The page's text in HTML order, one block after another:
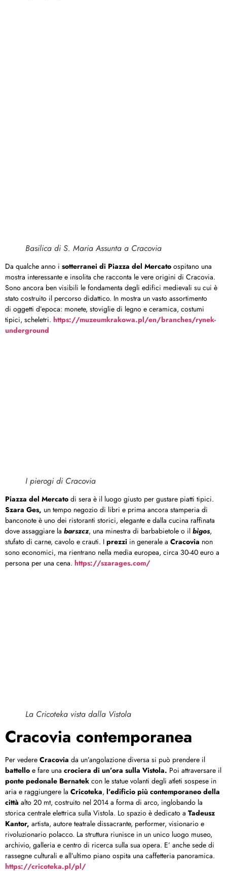
Basilica di S. Maria Assunta a Cracovia
Da qualche anno i sotterranei di Piazza del Mercato ospitano una
mostra interessante e insolita che racconta le vere origini di Cracovia.
Sono ancora ben visibili le fondamenta degli edifici medievali su cui è
stato costruito il percorso didattico. In mostra un vasto assortimento
di oggetti d’epoca: monete, stoviglie di legno e ceramica, costumi
tipici, scheletri. https://muzeumkrakowa.pl/en/branches/rynek-
underground
I pierogi di Cracovia
Piazza del Mercato di sera è il luogo giusto per gustare piatti tipici.
Szara Ges, un tempo negozio di libri e prima ancora stamperia di
banconote è uno dei ristoranti storici, elegante e dalla cucina raffinata
dove assaggiare la barszcz, una minestra di barbabietole o il bigos,
stufato di carne, cavolo e crauti. I prezzi in generale a Cracovia non
sono economici, ma rientrano nella media europea, circa 30-40 euro a
persona per una cena. https://szarages.com/
La Cricoteka vista dalla Vistola
Cracovia contemporanea
Per vedere Cracovia da un’angolazione diversa si può prendere il
battello e fare una crociera di un’ora sulla Vistola. Poi attraversare il
ponte pedonale Bernatek con le statue volanti degli atleti sospese in
aria e raggiungere la Cricoteka, l’edificio più contemporaneo della
città alto 20 mt, costruito nel 2014 a forma di arco, inglobando la
storica centrale elettrica sulla Vistola. Lo spazio è dedicato a Tadeusz
Kantor, artista, autore teatrale dissacrante, performer, visionario e
rivoluzionario polacco. La struttura riunisce in un unico luogo museo,
archivio, galleria e centro di ricerca sulla sua opera. E’ anche sede di
rassegne culturali e all’ultimo piano ospita una caffetteria panoramica.
https://cricoteka.pl/pl/